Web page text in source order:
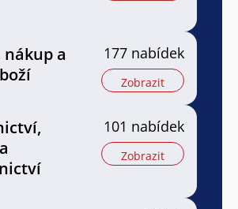
nákup a
177 nabídek
Zobrazit
101 nabídek
Zobrazit